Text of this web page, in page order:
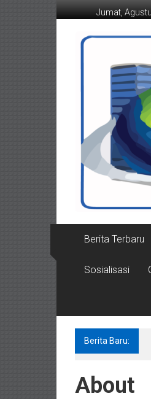
ke
Jumat,
Berita Terbaru
Sosialisasi
Berita Baru:
About